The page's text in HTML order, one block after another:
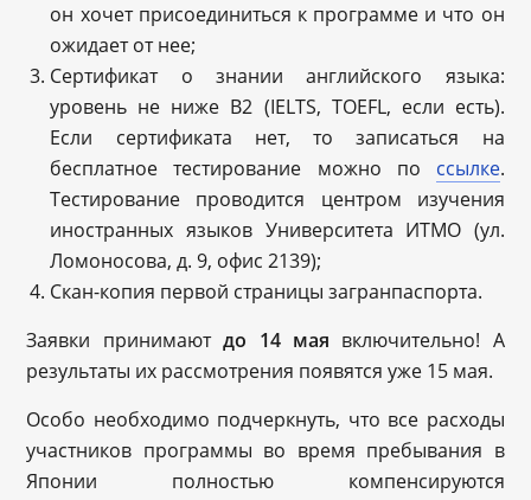
он хочет присоединиться к программе и что он
ожидает от нее;
Сертификат о знании английского языка:
уровень не ниже B2 (IELTS, TOEFL, если есть).
Если сертификата нет, то записаться на
бесплатное тестирование можно по ссылке.
Тестирование проводится центром изучения
иностранных языков Университета ИТМО (ул.
Ломоносова, д. 9, офис 2139);
Скан-копия первой страницы загранпаспорта.
Заявки принимаютдо 14 мая включительно! А
результаты их рассмотрения появятся уже 15 мая.
Особо необходимо подчеркнуть, что все расходы
участников программы во время пребывания в
Японии полностью компенсируются